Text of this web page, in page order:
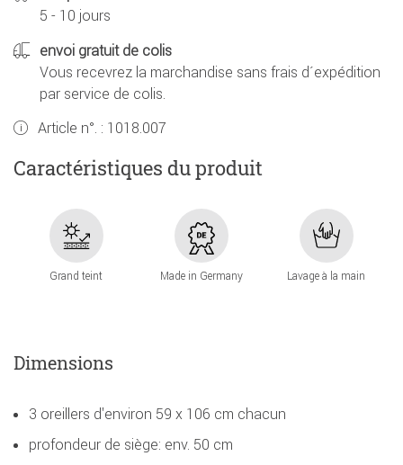
5 - 10 jours
envoi gratuit de colis
Vous recevrez la marchandise sans frais d´expédition
par service de colis.
Article n°. : 1018.007
Caractéristiques du produit
Grand teint Made in Germany Lavage à la main
Dimensions
3 oreillers d'environ 59 x 106 cm chacun
profondeur de siège: env. 50 cm